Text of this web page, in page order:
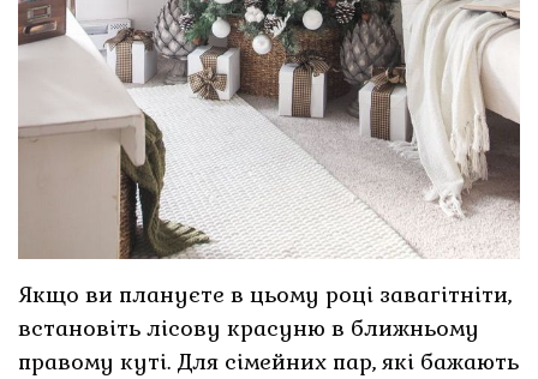
Якщо ви плануєте в цьому році завагітніти,
встановіть лісову красуню в ближньому
правому куті. Для сімейних пар, які бажають